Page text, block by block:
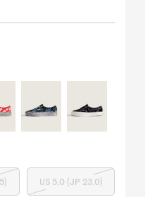
US 5.0 (JP 23.0)